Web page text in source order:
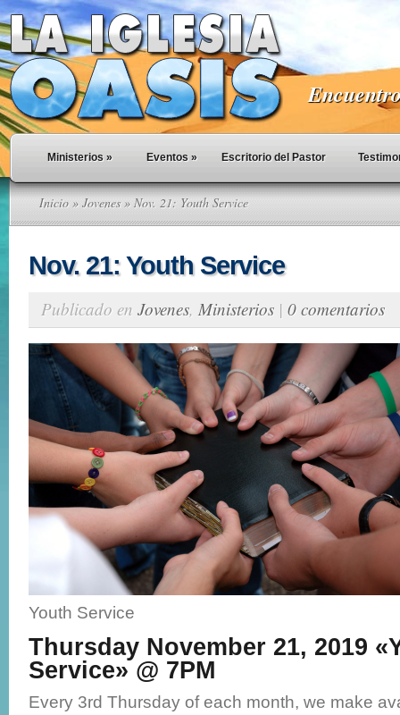
Ministerios » Eventos » Escritorio del Pastor
Inicio » Jovenes» Nov. 21: Youth Service
Nov. 21: Youth Service
Publicado en Jovenes, Ministerios | 0 comentarios
Youth Service
Thursday November 21, 2019
Service» @ 7PM
Every 3rd Thursday of each month, we make